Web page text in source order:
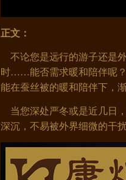
正文：
不论您是远行的游子还是
时……能否需求暖和陪伴呢
能在蚕丝被的暖和陪伴下，
当您深处严冬或是近几日
深沉，不易被外界细微的干